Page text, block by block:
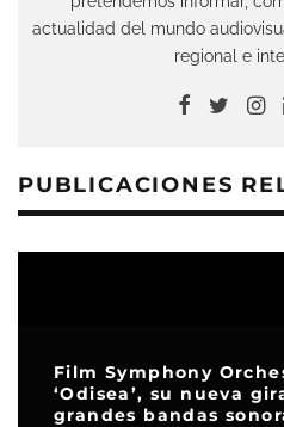
actualidad del mundo
regional e
PUBLICACIONES
Film Symphony
‘Odisea’, su nueva
grandes bandas